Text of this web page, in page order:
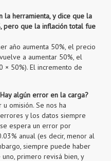
la herramienta, y dice que la
pero que la inflación total fue
año aumenta 50%, el precio
a aumentar 50%, el
50%). El incremento de
algún error en la carga?
omisión. Se nos ha
y los datos siempre
espera un error por
anual (es decir, menor al
siempre puede haber
primero revisá bien, y